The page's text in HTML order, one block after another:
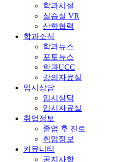
학과시설
실습실 VR
산학협력
학과소식
학과뉴스
포토뉴스
학과UCC
강의자료실
입시상담
입시상담
입시자료실
취업정보
졸업 후 진로
취업정보
커뮤니티
공지사항